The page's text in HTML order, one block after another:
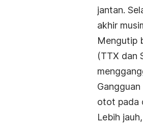
jantan.
akhir
Mengutip
(TTX dan
Gangguan
otot pada
Lebih